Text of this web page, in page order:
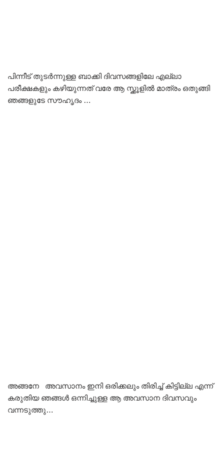
പിന്നീട് തുടർന്നുള്ള ബാക്കി ദിവസങ്ങളിലേ എല്ലാ
പരീക്ഷകളും കഴിയുന്നത് വരേ ആ സ്ക്കൂളിൽ മാത്രം ഒതുങ്ങി
ഞങ്ങളുടേ സൗഹൃദം …
അങ്ങനേ അവസാനം ഇനി ഒരിക്കലും തിരിച്ച് കിട്ടില്ല എന്ന്
കരുതിയ ഞങ്ങൾ ഒന്നിച്ചുള്ള ആ അവസാന ദിവസവും
വന്നടുത്തു…